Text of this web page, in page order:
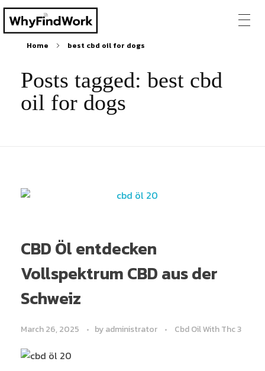
Home best cbd oil for dogs
Posts tagged: best cbd
oil for dogs
CBD Öl entdecken
Vollspektrum CBD aus der
Schweiz
March 26, 2025 byadministrator Cbd Oil With Thc 3